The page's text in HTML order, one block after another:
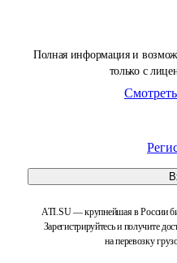
Полная информация и
только с
ATI.SU — крупнейшая в России
Зарегистрируйтесь и получите
на перевозку